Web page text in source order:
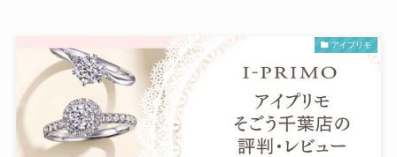
アイプリモ